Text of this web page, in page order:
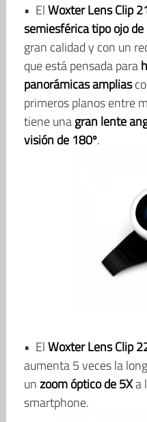
• ElWoxter Lens Clip
semiesférica tipo ojo de
gran calidad y con un
que está pensada para
panorámicas amplias
primeros planos entre
tiene unagran lente
visión de 180º.
• ElWoxter Lens Clip
aumenta 5 veces la
unzoom óptico de 5Xa
smartphone.